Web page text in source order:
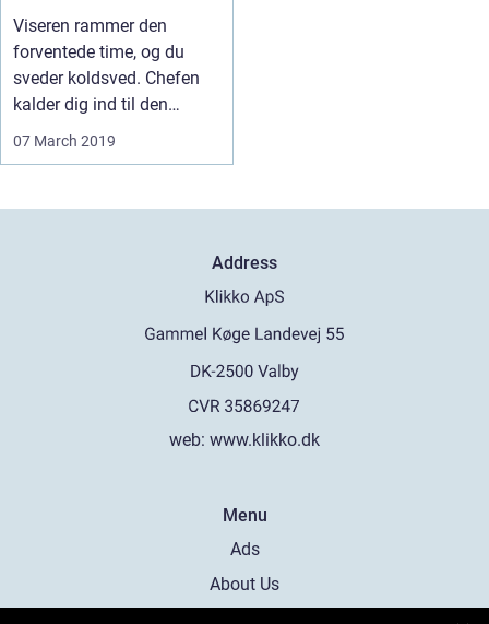
Viseren rammer den
forventede time, og du
sveder koldsved. Chefen
kalder dig ind til den
præs...
07 March 2019
Address
web: www.klikko.dk
Menu
Ads
About Us